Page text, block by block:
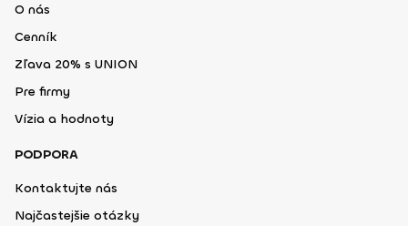
O nás
Cenník
Zľava 20% s UNION
Pre firmy
Vízia a hodnoty
PODPORA
Kontaktujte nás
Najčastejšie otázky